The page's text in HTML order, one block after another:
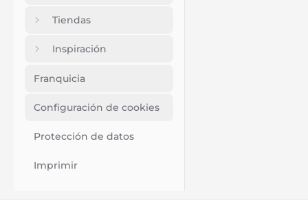
Tiendas
Inspiración
Franquicia
Configuración de cookies
Protección de datos
Imprimir